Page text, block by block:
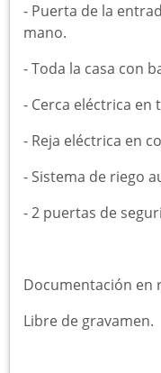
-︎ Puerta de la
mano.
-︎ Toda la casa con
-︎ Cerca eléctrica en
-︎ Reja eléctrica en
-︎ Sistema de riego
-︎ 2 puertas de
Documentación en
Libre de gravamen.